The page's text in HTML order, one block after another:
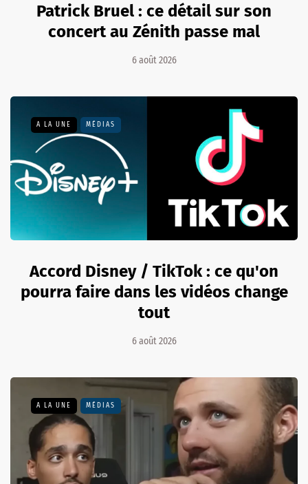
Patrick Bruel : ce détail sur son
concert au Zénith passe mal
6 août 2026
A LA UNE MÉDIAS
Accord Disney / TikTok : ce qu'on
pourra faire dans les vidéos change
tout
6 août 2026
A LA UNE MÉDIAS